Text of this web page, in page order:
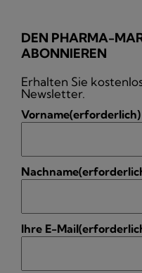
DEN PHARMA-
ABONNIEREN
Erhalten Sie
Newsletter.
Vorname(erforderlich)
Nachname
Ihre E-Mail